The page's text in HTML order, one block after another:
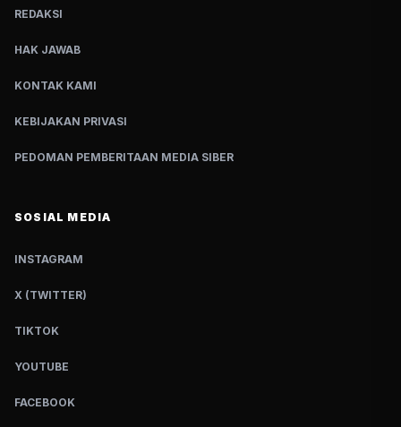
REDAKSI
HAK JAWAB
KONTAK KAMI
KEBIJAKAN PRIVASI
PEDOMAN PEMBERITAAN MEDIA SIBER
SOSIAL MEDIA
INSTAGRAM
X (TWITTER)
TIKTOK
YOUTUBE
FACEBOOK